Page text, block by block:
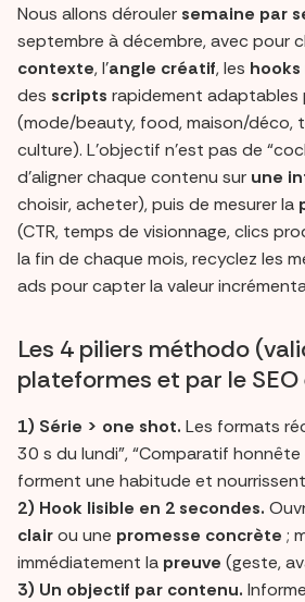
Nous allons dérouler semaine par
septembre à décembre, avec pour
contexte, l’angle créatif, les hooks
des scripts rapidement adaptables
(mode/beauty, food, maison/déco,
culture). L’objectif n’est pas de
d’aligner chaque contenu sur une
choisir, acheter), puis de mesurer la
(CTR, temps de visionnage, clics
la fin de chaque mois, recyclez les
ads pour capter la valeur
Les 4 piliers méthodo
plateformes et par le
1) Série > one shot. Les formats
30 s du lundi”, “Comparatif honnête
forment une habitude et
2) Hook lisible en 2 secondes.
clairou une promesse concrète ;
immédiatement la preuve (geste,
3) Un objectif par contenu.